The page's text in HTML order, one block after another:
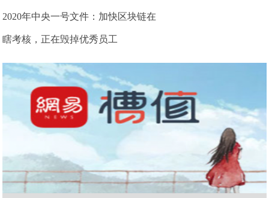
2020年中央一号文件：加快区块链在
瞎考核，正在毁掉优秀员工